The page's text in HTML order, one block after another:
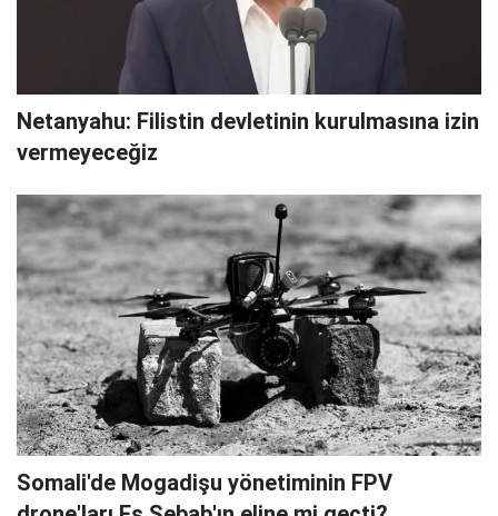
Netanyahu: Filistin devletinin kurulmasına izin
vermeyeceğiz
Somali'de Mogadişu yönetiminin FPV